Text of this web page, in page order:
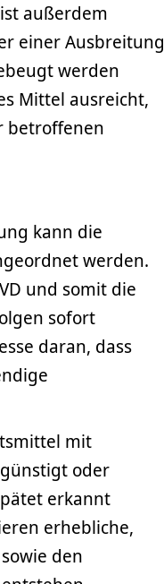
außerdem
einer Ausbreitung
werden
Mittel ausreicht,
betroffenen
kann die
werden.
und somit die
sofort
daran, dass
mit
oder
erkannt
erhebliche,
den